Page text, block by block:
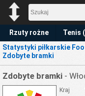
Rzuty rożne Tenis
Prognoza
Statystyki piłkarskie
Zdobyte bramki
Zdobyte bramki -
Kraj